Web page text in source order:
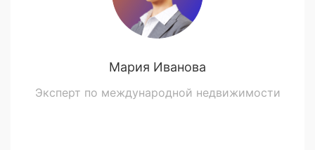
Мария Иванова
Эксперт по международной недвижимости